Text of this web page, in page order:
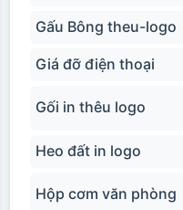
Gấu Bông theu-logo
Giá đỡ điện thoại
Gối in thêu logo
Heo đất in logo
Hộp cơm văn phòng